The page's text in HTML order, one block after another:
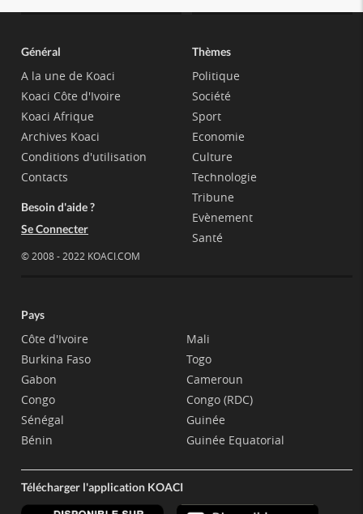
Général
A la une de Koaci
Koaci Côte d'Ivoire
Koaci Afrique
Archives Koaci
Conditions d'utilisation
Contacts
Besoin d'aide ?
Se Connecter
© 2008 - 2022 KOACI.COM
Thèmes
Politique
Société
Sport
Economie
Culture
Technologie
Tribune
Evènement
Santé
Pays
Côte d'Ivoire
Burkina Faso
Gabon
Congo
Sénégal
Bénin
Mali
Togo
Cameroun
Congo (RDC)
Guinée
Guinée Equatorial
Télécharger l'application KOACI